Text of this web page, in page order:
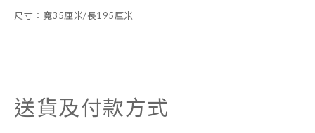
尺寸：寬35厘米/長195厘米
送貨及付款方式